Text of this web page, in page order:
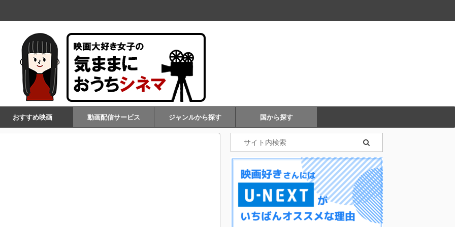
おすすめ映画 動画配信サービス ジャンルから探す 国から探す